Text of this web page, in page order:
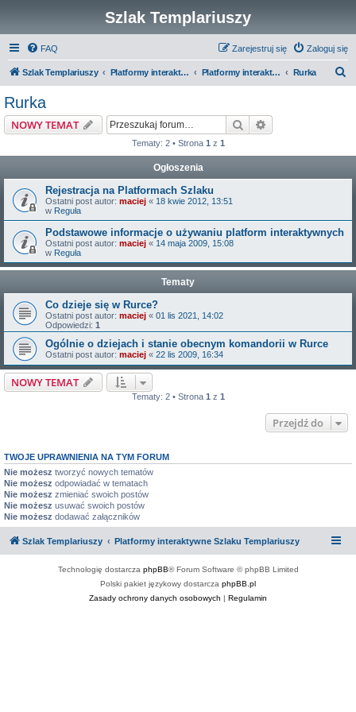
Szlak Templariuszy
FAQ Zaloguj się
Zarejestruj się
Szlak Templariuszy Platformy interaktywne Szlaku Templariuszy Platformy interaktywne - Miejsca związane z Templariuszami Rurka
Rurka
NOWY TEMAT Szukaj
Tematy: 2 • Strona 1 z 1
Ogłoszenia
Rejestracja na Platformach Szlaku
Ostatni post autor: maciej « 18 kwie 2012, 13:51
w Reguła
Podstawowe informacje o używaniu platform interaktywnych
Ostatni post autor: maciej « 14 maja 2009, 15:08
w Reguła
Tematy
Co dzieje się w Rurce?
Ostatni post autor: maciej « 01 lis 2021, 14:02
Odpowiedzi: 1
Ogólnie o dziejach i stanie obecnym komandorii w Rurce
Ostatni post autor: maciej « 22 lis 2009, 16:34
NOWY TEMAT
Tematy: 2 • Strona 1 z 1
Przejdź do
TWOJE UPRAWNIENIA NA TYM FORUM
Nie możesz tworzyć nowych tematów
Nie możesz odpowiadać w tematach
Nie możesz zmieniać swoich postów
Nie możesz usuwać swoich postów
Nie możesz dodawać załączników
Szlak Templariuszy Platformy interaktywne Szlaku Templariuszy
Technologię dostarcza phpBB® Forum Software © phpBB Limited
Polski pakiet językowy dostarcza phpBB.pl
Zasady ochrony danych osobowych | Regulamin